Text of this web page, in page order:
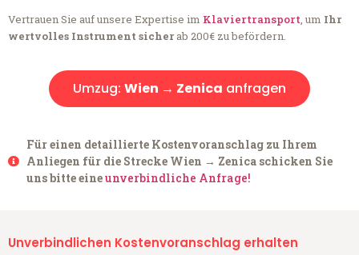
Vertrauen Sie auf unsere Expertise im Klaviertransport, um Ihr
wertvolles Instrument sicherab 200€ zu befördern.
Umzug: Wien → Zenica anfragen
Für einen detaillierte Kostenvoranschlag zu Ihrem
Anliegen für die Strecke Wien → Zenica schicken Sie
uns bitte eineunverbindliche Anfrage!
Unverbindlichen Kostenvoranschlag erhalten